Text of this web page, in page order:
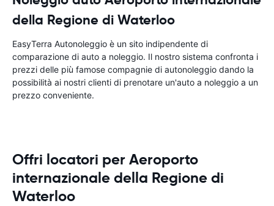
della Regione di Waterloo
EasyTerra Autonoleggio è un sito indipendente di
comparazione di auto a noleggio. Il nostro sistema confronta i
prezzi delle più famose compagnie di autonoleggio dando la
possibilità ai nostri clienti di prenotare un'auto a noleggio a un
prezzo conveniente.
Offri locatori per Aeroporto
internazionale della Regione di
Waterloo